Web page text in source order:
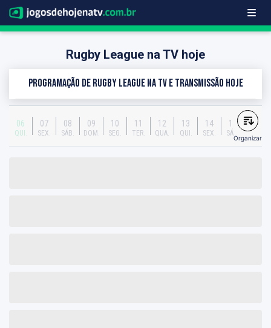
Rugby League na TV hoje
Programação de Rugby League na TV e transmissão hoje
06
QUI.
07
SEX.
08
SÁB.
09
DOM.
10
SEG.
11
TER.
12
QUA.
13
QUI.
14
SEX.
15
SÁB.
Organizar